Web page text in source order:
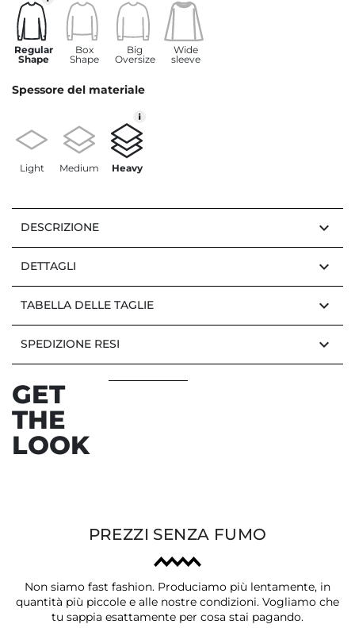
Regular
Shape
Box
Shape
Big
Oversize
Wide
sleeve
Spessore del materiale
Light Medium Heavy
DESCRIZIONE keyboard_arrow_down
DETTAGLI keyboard_arrow_down
TABELLA DELLE TAGLIE keyboard_arrow_down
SPEDIZIONE RESI keyboard_arrow_down
GET
THE
LOOK
PREZZI SENZA FUMO
Non siamo fast fashion. Produciamo più lentamente, in
quantità più piccole e alle nostre condizioni. Vogliamo che
tu sappia esattamente per cosa stai pagando.